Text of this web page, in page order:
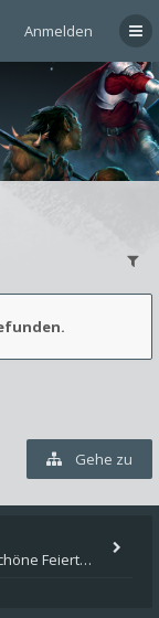
Anmelden
Gehe zu
Hallo zusammen, ich hoffe Ihr hattet schöne Feiertage und kommt auch gut ins neue Jahr. Ich schreibe hier kurz zur Infor